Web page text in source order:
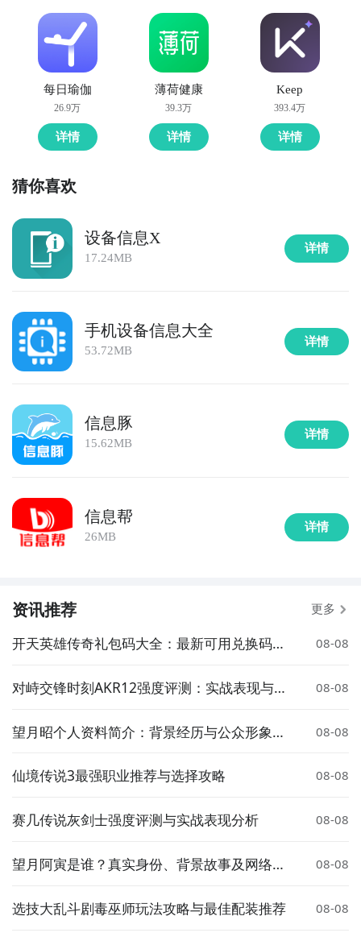
每日瑜伽
26.9万
详情
薄荷健康
39.3万
详情
Keep
393.4万
详情
猜你喜欢
设备信息X
17.24MB
详情
手机设备信息大全
53.72MB
详情
信息豚
15.62MB
详情
信息帮
26MB
详情
资讯推荐 更多
开天英雄传奇礼包码大全：最新可用兑换码汇
08-08
对峙交锋时刻AKR12强度评测：实战表现与武
08-08
望月昭个人资料简介：背景经历与公众形象解
08-08
仙境传说3最强职业推荐与选择攻略 08-08
赛几传说灰剑士强度评测与实战表现分析 08-08
望月阿寅是谁？真实身份、背景故事及网络热
08-08
选技大乱斗剧毒巫师玩法攻略与最佳配装推荐 08-08